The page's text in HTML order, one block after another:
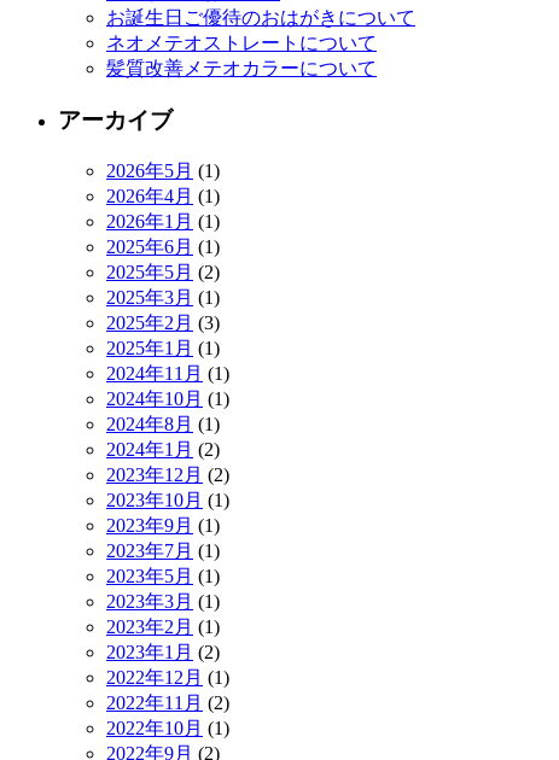
お誕生日ご優待のおはがきについて
ネオメテオストレートについて
髪質改善メテオカラーについて
アーカイブ
2026年5月 (1)
2026年4月 (1)
2026年1月 (1)
2025年6月 (1)
2025年5月 (2)
2025年3月 (1)
2025年2月 (3)
2025年1月 (1)
2024年11月 (1)
2024年10月 (1)
2024年8月 (1)
2024年1月 (2)
2023年12月 (2)
2023年10月 (1)
2023年9月 (1)
2023年7月 (1)
2023年5月 (1)
2023年3月 (1)
2023年2月 (1)
2023年1月 (2)
2022年12月 (1)
2022年11月 (2)
2022年10月 (1)
2022年9月 (2)